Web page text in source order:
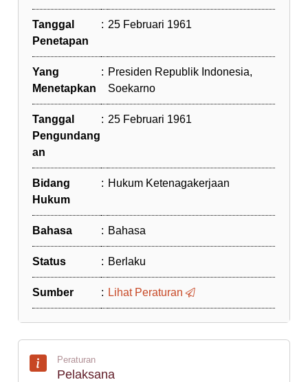
Tanggal
Penetapan
: 25 Februari 1961
Yang
Menetapkan
: Presiden Republik Indonesia,
Soekarno
Tanggal
Pengundang
an
: 25 Februari 1961
Bidang
Hukum
: Hukum Ketenagakerjaan
Bahasa : Bahasa
Status : Berlaku
Sumber : Lihat Peraturan
Peraturan
Pelaksana